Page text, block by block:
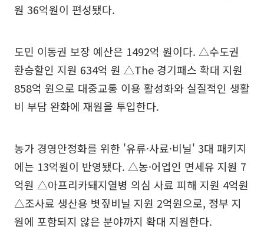
원 36억원이 편성됐다.
도민 이동권 보장 예산은 1492억 원이다. △수도권
환승할인 지원 634억 원 △The 경기패스 확대 지원
858억 원으로 대중교통 이용 활성화와 실질적인 생활
비 부담 완화에 재원을 투입한다.
농가 경영안정화를 위한 '유류·사료·비닐' 3대 패키지
에는 13억원이 반영됐다. △농·어업인 면세유 지원 7
억원 △아프리카돼지열병 의심 사료 피해 지원 4억원
△조사료 생산용 볏짚비닐 지원 2억원으로, 정부 지
원에 포함되지 않은 분야까지 확대 지원한다.